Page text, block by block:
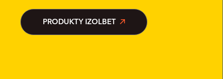
PRODUKTY IZOLBET